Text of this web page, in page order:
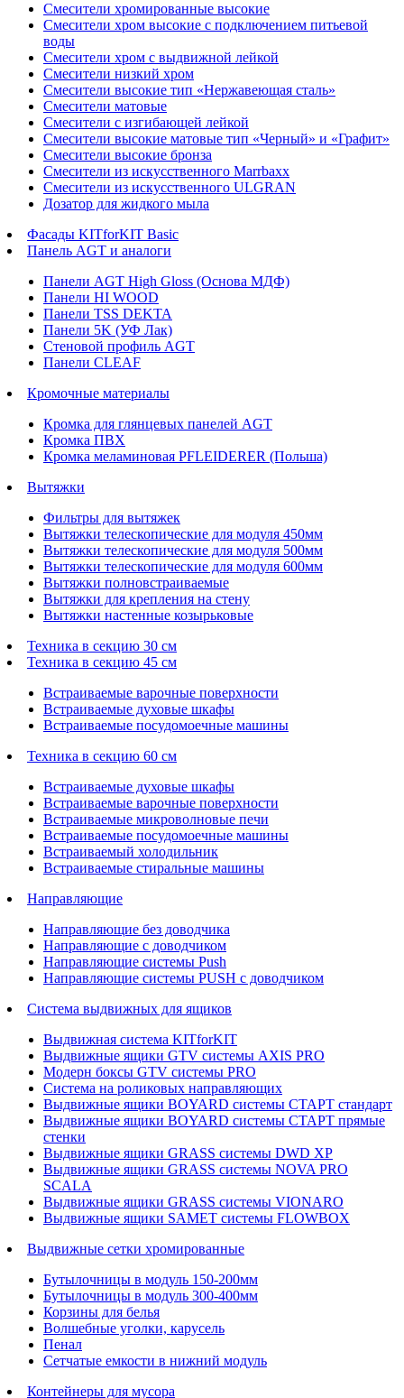
Смесители хромированные высокие
Смесители хром высокие с подключением питьевой
воды
Смесители хром с выдвижной лейкой
Смесители низкий хром
Смесители высокие тип «Нержавеющая сталь»
Смесители матовые
Смесители с изгибающей лейкой
Смесители высокие матовые тип «Черный» и «Графит»
Смесители высокие бронза
Смесители из искусственного Marrbaxx
Смесители из искусственного ULGRAN
Дозатор для жидкого мыла
Фасады KITforKIT Basic
Панель AGT и аналоги
Панели AGT High Gloss (Основа МДФ)
Панели HI WOOD
Панели TSS DEKTA
Панели 5K (УФ Лак)
Стеновой профиль AGT
Панели CLEAF
Кромочные материалы
Кромка для глянцевых панелей AGT
Кромка ПВХ
Кромка меламиновая PFLEIDERER (Польша)
Вытяжки
Фильтры для вытяжек
Вытяжки телескопические для модуля 450мм
Вытяжки телескопические для модуля 500мм
Вытяжки телескопические для модуля 600мм
Вытяжки полновстраиваемые
Вытяжки для крепления на стену
Вытяжки настенные козырьковые
Техника в секцию 30 см
Техника в секцию 45 см
Встраиваемые варочные поверхности
Встраиваемые духовые шкафы
Встраиваемые посудомоечные машины
Техника в секцию 60 см
Встраиваемые духовые шкафы
Встраиваемые варочные поверхности
Встраиваемые микроволновые печи
Встраиваемые посудомоечные машины
Встраиваемый холодильник
Встраиваемые стиральные машины
Направляющие
Направляющие без доводчика
Направляющие с доводчиком
Направляющие системы Push
Направляющие системы PUSH с доводчиком
Система выдвижных для ящиков
Выдвижная система KITforKIT
Выдвижные ящики GTV системы AXIS PRO
Модерн боксы GTV системы PRO
Система на роликовых направляющих
Выдвижные ящики BOYARD системы СТАРТ стандарт
Выдвижные ящики BOYARD системы СТАРТ прямые
стенки
Выдвижные ящики GRASS системы DWD XP
Выдвижные ящики GRASS системы NOVA PRO
SCALA
Выдвижные ящики GRASS системы VIONARO
Выдвижные ящики SAMET системы FLOWBOX
Выдвижные сетки хромированные
Бутылочницы в модуль 150-200мм
Бутылочницы в модуль 300-400мм
Корзины для белья
Волшебные уголки, карусель
Пенал
Cетчатые емкости в нижний модуль
Контейнеры для мусора